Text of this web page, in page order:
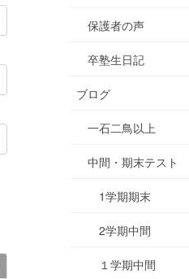
保護者の声
卒塾生日記
ブログ
一石二鳥以上
中間・期末テスト
1学期期末
2学期中間
１学期中間